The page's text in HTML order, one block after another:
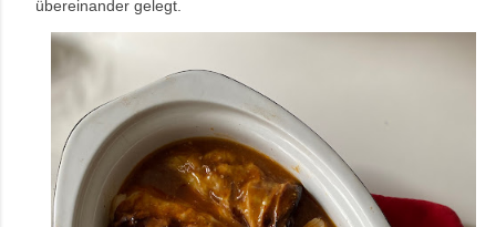
übereinander gelegt.